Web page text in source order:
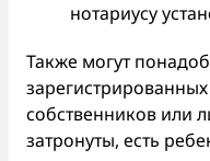
нотариусу
Также могут
собственников или
затронуты, есть